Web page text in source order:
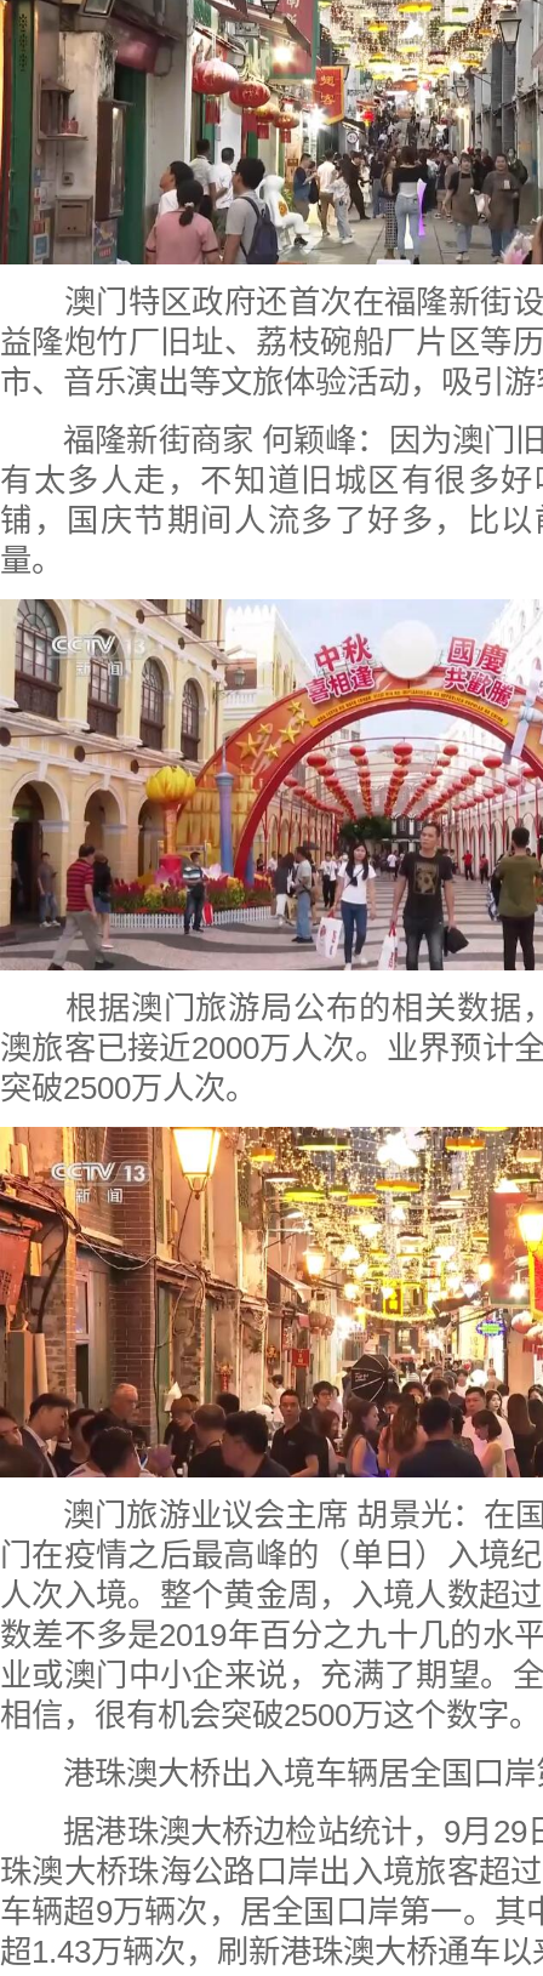
澳门特区政府还首次在福隆新街设
益隆炮竹厂旧址、荔枝碗船厂片区等
市、音乐演出等文旅体验活动，吸引
福隆新街商家 何颖峰：因为澳门
有太多人走，不知道旧城区有很多
铺，国庆节期间人流多了好多，比
量。
根据澳门旅游局公布的相关数据
澳旅客已接近2000万人次。业界预计
突破2500万人次。
澳门旅游业议会主席 胡景光：在
门在疫情之后最高峰的（单日）入境
人次入境。整个黄金周，入境人数超
数差不多是2019年百分之九十几的水
业或澳门中小企来说，充满了期望。
相信，很有机会突破2500万这个数字。
港珠澳大桥出入境车辆居全国口岸
据港珠澳大桥边检站统计，9月29
珠澳大桥珠海公路口岸出入境旅客超
车辆超9万辆次，居全国口岸第一。其
超1.43万辆次，刷新港珠澳大桥通车